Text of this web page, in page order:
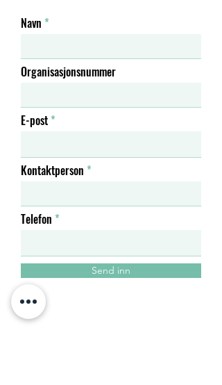
Navn
Organisasjonsnummer
E-post
Kontaktperson
Telefon
Send inn